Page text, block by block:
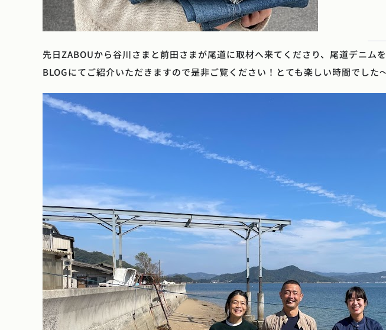
先日ZABOUから谷川さまと前田さまが尾道に取材へ来てくださり、尾道デニ
BLOGにてご紹介いただきますので是非ご覧ください！とても楽しい時間でした